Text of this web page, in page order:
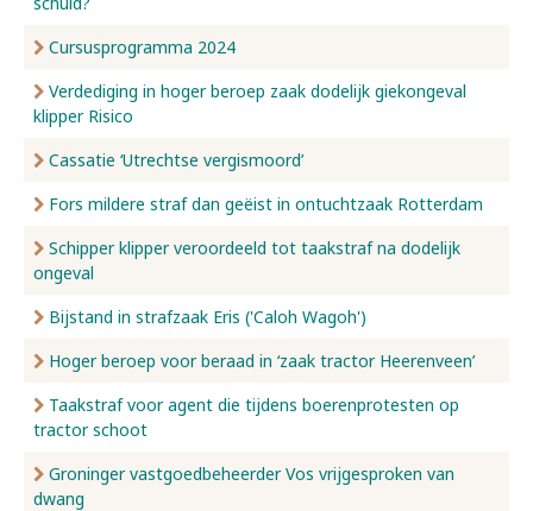
Cursusprogramma 2024
Verdediging in hoger beroep zaak dodelijk giekongeval
klipper Risico
Cassatie ‘Utrechtse vergismoord’
Fors mildere straf dan geëist in ontuchtzaak Rotterdam
Schipper klipper veroordeeld tot taakstraf na dodelijk
ongeval
Bijstand in strafzaak Eris ('Caloh Wagoh')
Hoger beroep voor beraad in ‘zaak tractor Heerenveen’
Taakstraf voor agent die tijdens boerenprotesten op
tractor schoot
Groninger vastgoedbeheerder Vos vrijgesproken van
dwang